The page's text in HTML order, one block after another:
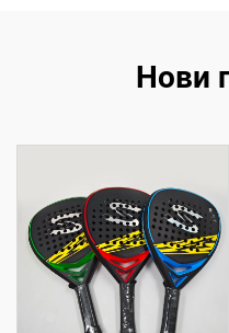
Нови